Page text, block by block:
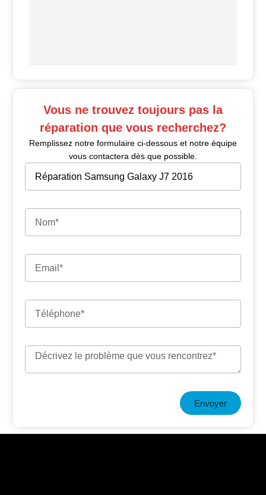
Vous ne trouvez toujours pas la
réparation que vous recherchez?
Remplissez notre formulaire ci-dessous et notre équipe
vous contactera dès que possible.
Envoyer